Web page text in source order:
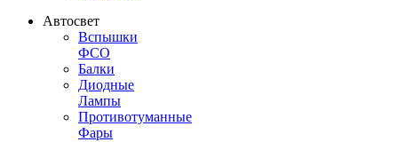
Автосвет
Вспышки
ФСО
Балки
Диодные
Лампы
Противотуманные
Фары